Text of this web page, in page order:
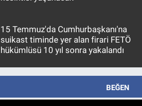
15 Temmuz'da Cumhurbaşkanı'na
suikast timinde yer alan firari FETÖ
hükümlüsü 10 yıl sonra yakalandı
BEĞEN